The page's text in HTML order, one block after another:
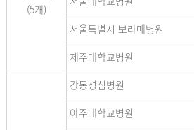
(5개)
서울특별시 보라매병원
제주대학교병원
강동성심병원
아주대학교병원